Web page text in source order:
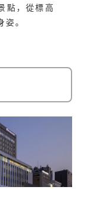
點，從標高
。